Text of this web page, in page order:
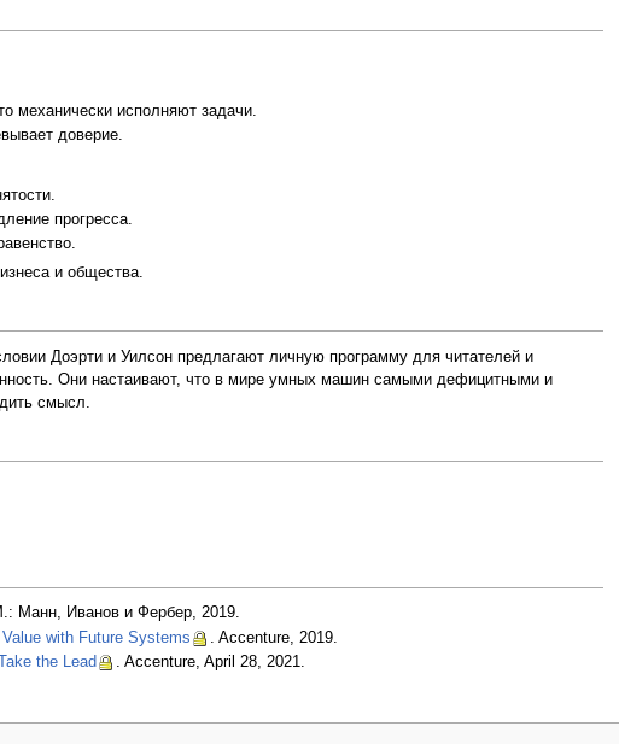
механически исполняют задачи.
доверие.
прогресса.
и общества.
Доэрти и Уилсон предлагают личную программу для читателей и
Они настаивают, что в мире умных машин самыми дефицитными и
смысл.
Манн, Иванов и Фербер, 2019.
with Future Systems
. Accenture, 2019.
the Lead
. Accenture, April 28, 2021.